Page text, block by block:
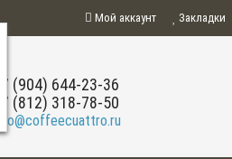
Мой аккаунт Закладки
+7 (904) 644-23-36
+7 (812) 318-78-50
info@coffeecuattro.ru